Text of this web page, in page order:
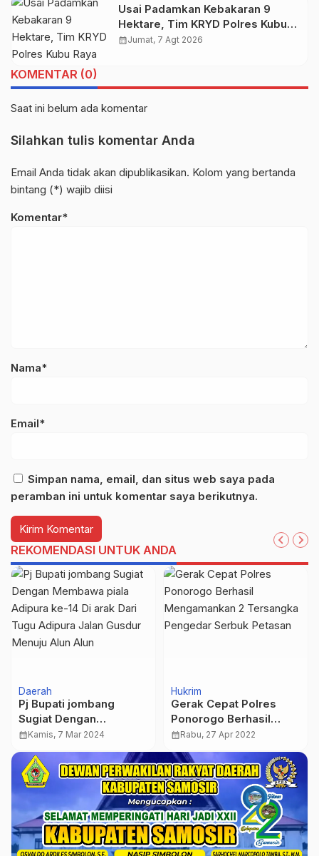
Usai Padamkan Kebakaran 9
Hektare, Tim KRYD Polres Kubu
Raya Kini Memburu Bara di Bawah
calendar_monthJumat, 7 Agt 2026
KOMENTAR (0)
Saat ini belum ada komentar
Silahkan tulis komentar Anda
Email Anda tidak akan dipublikasikan. Kolom yang bertanda
bintang (*) wajib diisi
Komentar*
Nama*
Email*
Simpan nama, email, dan situs web saya pada
peramban ini untuk komentar saya berikutnya.
REKOMENDASI UNTUK ANDA
Daerah
Pj Bupati jombang
Sugiat Dengan
Membawa piala
Dari Tugu Adipura Jalan
Gusdur Menuju Alun
Alun
calendar_monthKamis, 7 Mar 2024
Hukrim
Gerak Cepat Polres
Ponorogo Berhasil
Mengamankan 2
Serbuk Petasan
calendar_monthRabu, 27 Apr 2022